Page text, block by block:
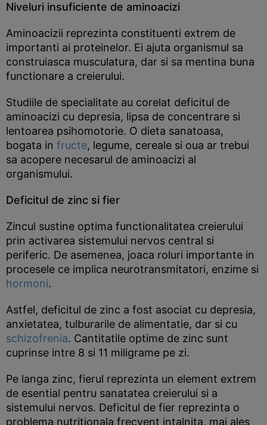
Niveluri insuficiente de aminoacizi
Aminoacizii reprezinta constituenti extrem de
importanti ai proteinelor. Ei ajuta organismul sa
construiasca musculatura, dar si sa mentina buna
functionare a creierului.
Studiile de specialitate au corelat deficitul de
aminoacizi cu depresia, lipsa de concentrare si
lentoarea psihomotorie. O dieta sanatoasa,
bogata in fructe, legume, cereale si oua ar trebui
sa acopere necesarul de aminoacizi al
organismului.
Deficitul de zinc si fier
Zincul sustine optima functionalitatea creierului
prin activarea sistemului nervos central si
periferic. De asemenea, joaca roluri importante in
procesele ce implica neurotransmitatori, enzime si
hormoni.
Astfel, deficitul de zinc a fost asociat cu depresia,
anxietatea, tulburarile de alimentatie, dar si cu
schizofrenia. Cantitatile optime de zinc sunt
cuprinse intre 8 si 11 miligrame pe zi.
Pe langa zinc, fierul reprezinta un element extrem
de esential pentru sanatatea creierului si a
sistemului nervos. Deficitul de fier reprezinta o
problema nutritionala frecvent intalnita, mai ales